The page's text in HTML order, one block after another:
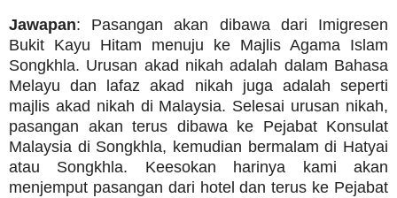
Jawapan: Pasangan akan dibawa dari Imigresen
Bukit Kayu Hitam menuju ke Majlis Agama Islam
Songkhla. Urusan akad nikah adalah dalam Bahasa
Melayu dan lafaz akad nikah juga adalah seperti
majlis akad nikah di Malaysia. Selesai urusan nikah,
pasangan akan terus dibawa ke Pejabat Konsulat
Malaysia di Songkhla, kemudian bermalam di Hatyai
atau Songkhla. Keesokan harinya kami akan
menjemput pasangan dari hotel dan terus ke Pejabat